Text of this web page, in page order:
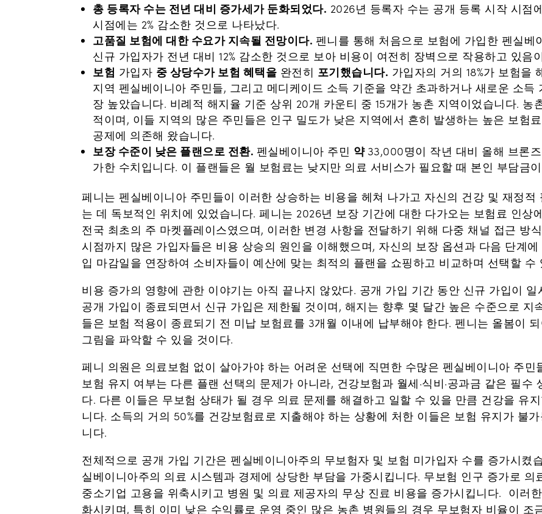
총 등록자 수는 전년 대비 증가세가 둔화되었다. 2026년 등록자 수는 공개 등록 시작 시점
시점에는 2% 감소한 것으로 나타났다.
고품질 보험에 대한 수요가 지속될 전망이다. 펜니를 통해 처음으로 보험에 가입한 펜실베
신규 가입자가 전년 대비 12% 감소한 것으로 보아 비용이 여전히 장벽으로 작용하고 있음
보험 가입자 중 상당수가 보험 혜택을 완전히 포기했습니다. 가입자의 거의 18%가 보험을
지역 펜실베이니아 주민들, 그리고 메디케이드 소득 기준을 약간 초과하거나 새로운 소
장 높았습니다. 비례적 해지율 기준 상위 20개 카운티 중 15개가 농촌 지역이었습니다. 농
적이며, 이들 지역의 많은 주민들은 인구 밀도가 낮은 지역에서 흔히 발생하는 높은 보험
공제에 의존해 왔습니다.
보장 수준이 낮은 플랜으로 전환. 펜실베이니아 주민 약33,000명이 작년 대비 올해 브론
가한 수치입니다. 이 플랜들은 월 보험료는 낮지만 의료 서비스가 필요할 때 본인 부담금
페니는 펜실베이니아 주민들이 이러한 상승하는 비용을 헤쳐 나가고 자신의 건강 및 재정
는 데 독보적인 위치에 있었습니다. 페니는 2026년 보장 기간에 대한 다가오는 보험료 인상
전국 최초의 주 마켓플레이스였으며, 이러한 변경 사항을 전달하기 위해 다중 채널 접근 방
시점까지 많은 가입자들은 비용 상승의 원인을 이해했으며, 자신의 보장 옵션과 다음 단계
입 마감일을 연장하여 소비자들이 예산에 맞는 최적의 플랜을 쇼핑하고 비교하며 선택할
비용 증가의 영향에 관한 이야기는 아직 끝나지 않았다. 공개 가입 기간 동안 신규 가입이
공개 가입이 종료되면서 신규 가입은 제한될 것이며, 해지는 향후 몇 달간 높은 수준으로 지
들은 보험 적용이 종료되기 전 미납 보험료를 3개월 이내에 납부해야 한다. 펜니는 올봄이
그림을 파악할 수 있을 것이다.
페니 의원은 의료보험 없이 살아가야 하는 어려운 선택에 직면한 수많은 펜실베이니아 주민
보험 유지 여부는 다른 플랜 선택의 문제가 아니라, 건강보험과 월세·식비·공과금 같은 필수
다. 다른 이들은 무보험 상태가 될 경우 의료 문제를 해결하고 일할 수 있을 만큼 건강을 유
니다. 소득의 거의 50%를 건강보험료로 지출해야 하는 상황에 처한 이들은 보험 유지가 불
니다.
전체적으로 공개 가입 기간은 펜실베이니아주의 무보험자 및 보험 미가입자 수를 증가시켰
실베이니아주의 의료 시스템과 경제에 상당한 부담을 가중시킵니다. 무보험 인구 증가로
중소기업 고용을 위축시키고 병원 및 의료 제공자의 무상 진료 비용을 증가시킵니다. 이러
화시키며, 특히 이미 낮은 수익률로 운영 중인 많은 농촌 병원들의 경우 무보험자 비율이 조